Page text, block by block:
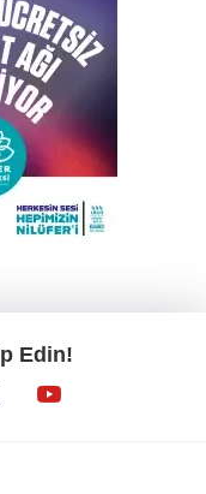
manevra
elleriyle besledi
eğitim için güç
Edin!